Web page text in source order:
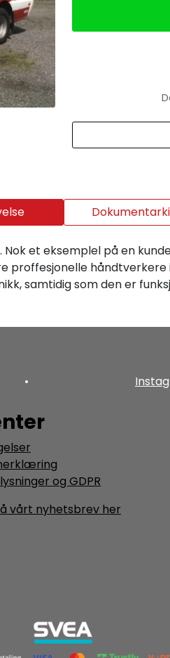
et eksemplel på en
proffesjonelle
samtidig som den er
•
og GDPR
vårt nyhetsbrev her